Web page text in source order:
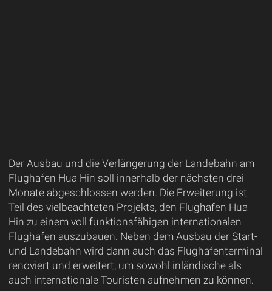
Der Ausbau und die Verlängerung der Landebahn am
Flughafen Hua Hin soll innerhalb der nächsten drei
Monate abgeschlossen werden. Die Erweiterung ist
Teil des vielbeachteten Projekts, den Flughafen Hua
Hin zu einem voll funktionsfähigen internationalen
Flughafen auszubauen. Neben dem Ausbau der Start-
und Landebahn wird dann auch das Flughafenterminal
renoviert und erweitert, um sowohl inländische als
auch internationale Touristen aufnehmen zu können.